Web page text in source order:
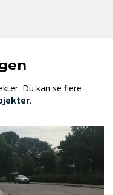
Du kan se flere
.